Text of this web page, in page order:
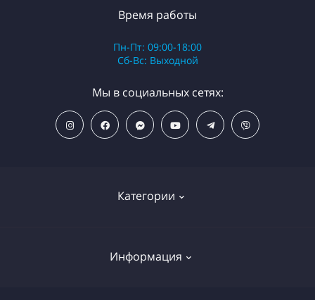
Категории
ПОПУЛЯРНЫЕ ТОВАРЫ
Информация
Время работы
Пн-Пт: 09:00-18:00
Сб-Вс: Выходной
Мы в социальных сетях: